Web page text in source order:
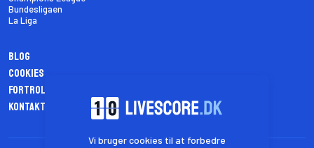
Bundesligaen
La Liga
Blog
Cookies
Fortrolighedspolitik
Kontakt os
Vi bruger cookies til at forbedre